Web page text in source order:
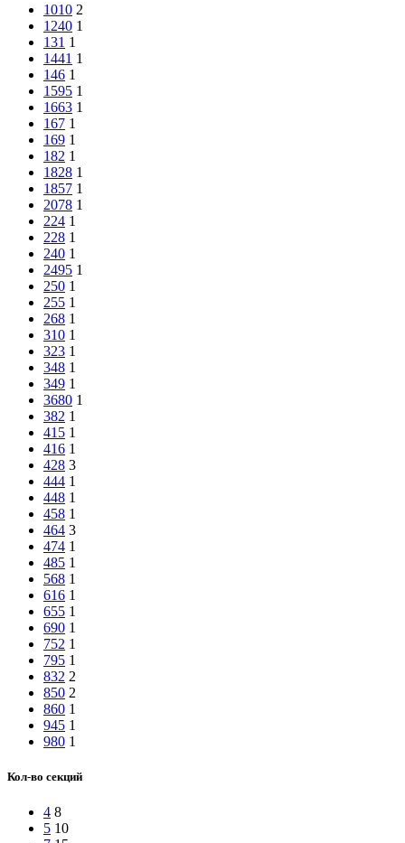
1010 2
1240 1
131 1
1441 1
146 1
1595 1
1663 1
167 1
169 1
182 1
1828 1
1857 1
2078 1
224 1
228 1
240 1
2495 1
250 1
255 1
268 1
310 1
323 1
348 1
349 1
3680 1
382 1
415 1
416 1
428 3
444 1
448 1
458 1
464 3
474 1
485 1
568 1
616 1
655 1
690 1
752 1
795 1
832 2
850 2
860 1
945 1
980 1
Кол-во секций
4 8
5 10